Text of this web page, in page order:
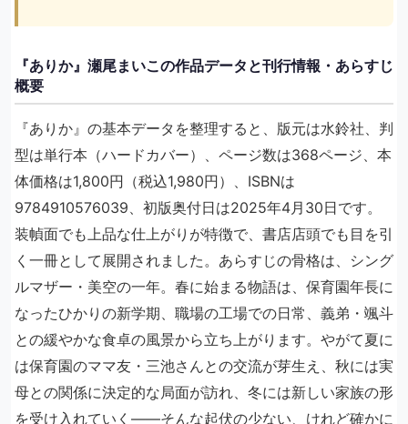
『ありか』瀬尾まいこの作品データと刊行情報・あらすじ
概要
『ありか』の基本データを整理すると、版元は水鈴社、判
型は単行本（ハードカバー）、ページ数は368ページ、本
体価格は1,800円（税込1,980円）、ISBNは
9784910576039、初版奥付日は2025年4月30日です。
装幀面でも上品な仕上がりが特徴で、書店店頭でも目を引
く一冊として展開されました。あらすじの骨格は、シング
ルマザー・美空の一年。春に始まる物語は、保育園年長に
なったひかりの新学期、職場の工場での日常、義弟・颯斗
との緩やかな食卓の風景から立ち上がります。やがて夏に
は保育園のママ友・三池さんとの交流が芽生え、秋には実
母との関係に決定的な局面が訪れ、冬には新しい家族の形
を受け入れていく――そんな起伏の少ない、けれど確かに